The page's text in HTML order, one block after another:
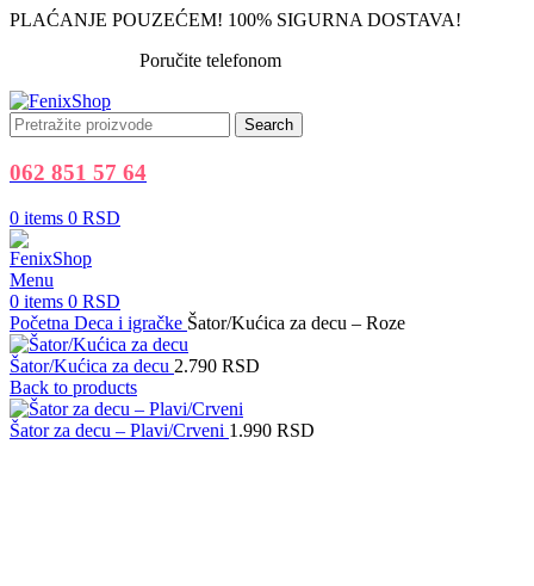
PLAĆANJE POUZEĆEM! 100% SIGURNA DOSTAVA!
Poručite telefonom
Search
062 851 57 64
0 items 0 RSD
Menu
0 items 0 RSD
Početna Deca i igračke Šator/Kućica za decu – Roze
Šator/Kućica za decu 2.790 RSD
Back to products
Šator za decu – Plavi/Crveni 1.990 RSD